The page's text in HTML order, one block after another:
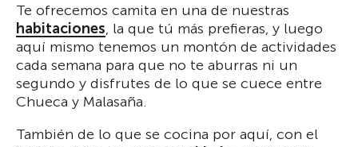
Te ofrecemos camita en una de nuestras
habitaciones, la que tú más prefieras, y luego
aquí mismo tenemos un montón de actividades
cada semana para que no te aburras ni un
segundo y disfrutes de lo que se cuece entre
Chueca y Malasaña.
También de lo que se cocina por aquí, con el